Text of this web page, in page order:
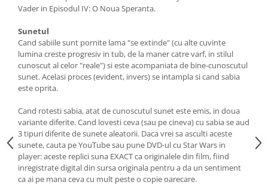
Vader in Episodul IV: O Noua Speranta.
Sunetul
Cand sabiile sunt pornite lama "se extinde" (cu alte cuvinte
lumina creste progresiv in tub, de la maner catre varf, in stilul
cunoscut al celor "reale") si este acompaniata de bine-cunoscutul
sunet. Acelasi proces (evident, invers) se intampla si cand sabia
este oprita.
Cand rotesti sabia, atat de cunoscutul sunet este emis, in doua
variante diferite. Cand lovesti ceva (sau pe cineva) cu sabia se aud
3 tipuri diferite de sunete aleatorii. Daca vrei sa asculti aceste
sunete, cauta pe YouTube sau pune DVD-ul cu Star Wars in
player: aceste replici suna EXACT ca originalele din film, fiind
inregistrate digital din sursa originala pentru a da un sentiment
ca ai pe mana ceva cu mult peste o copie oarecare.